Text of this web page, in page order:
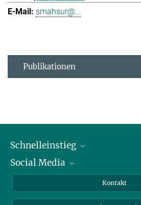
smahsur@...
Publikationen
Schnelleinstieg
Alumni
Social Media
Bluesky
Kontakt